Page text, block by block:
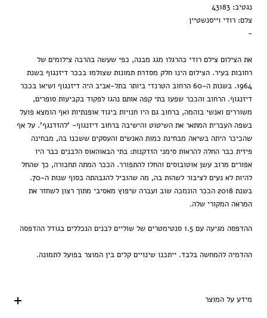
נגטיב: 43183
צלם: רודי וייסנשטיין
-
את הצילום צילם רודי כהרגלו מגג מבנה, כפי שעשה בהרבה צילומים של
רחובות בעיר. הצילום הינו חלק מסדרת תמונות שצולמו בככר דיזנגוף בשנת
1964. בשנות ה-60 הרחוב הטרנדי ביותר בתל-אביב היה דיזנגוף ושיאו בככר
דיזנגוף. הרחוב והככר שפעו בתי קפה אותם נהגו לפקוד בקביעות סופרים,
משוררים ואנשי בוהמה, ברחוב גם היו חנויות ביגוד אופנתיות ואף הומצא פועל
בשפה העברית המתאר את השיטוט והישיבה ברחוב דיזנגוף- 'להזדנגף'. על אף
שהכיכר היתה בשיאה מבחינת כמות האנשים והעסקים ששכנו בה, מבחינה
פיזית כבר החלה להראות סימני הזדקנות: בתי הבאוהאוס הלבנים כבר היו
אפורים מרוב עשן אוטובוסים והחלו להתפורר. הככר המתה תחבורה, כך שהחל
להיות לא נעים לציבור לשהות בה, מה שהוביל להגבהתה בסוף שנות ה-70.
בשנת 2018 הככר הונמכה שוב ועברה שיפוץ מאסיבי מתוך רצון לשחזר את
המראה המקורי שלה.
ההדפסה מגיעה עם 1.5 סנטימטרים של שוליים לבנים הנכללים בגודל ההדפסה
ההדמיה להמחשה בלבד. ייתכנו שינויים קלים בין המוצר בפועל לתמונה.
מידע על המוצר